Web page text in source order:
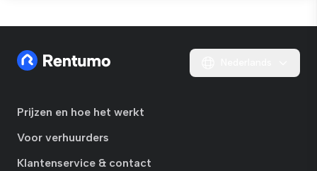
Prijzen en hoe het werkt
Voor verhuurders
Klantenservice & contact